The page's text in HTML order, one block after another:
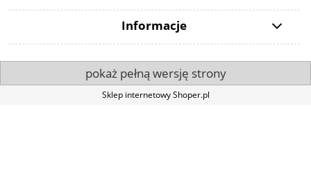
Informacje
pokaż pełną wersję strony
Sklep internetowy Shoper.pl